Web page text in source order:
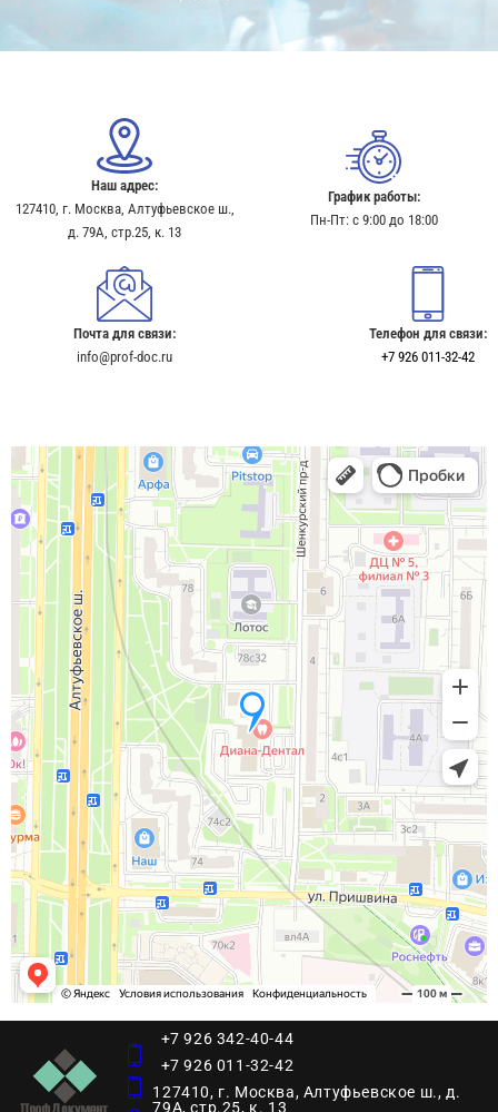
Наш адрес:
127410, г. Москва, Алтуфьевское ш.,
д. 79А, стр.25, к. 13​
График работы:
Пн-Пт: с 9:00 до 18:00
Почта для связи:
info@prof-doc.ru
Телефон для связи:
+7 926 011-32-42
+7 926 342-40-44
+7 926 011-32-42
127410, г. Москва, Алтуфьевское ш., д.
79А, стр.25, к. 13​